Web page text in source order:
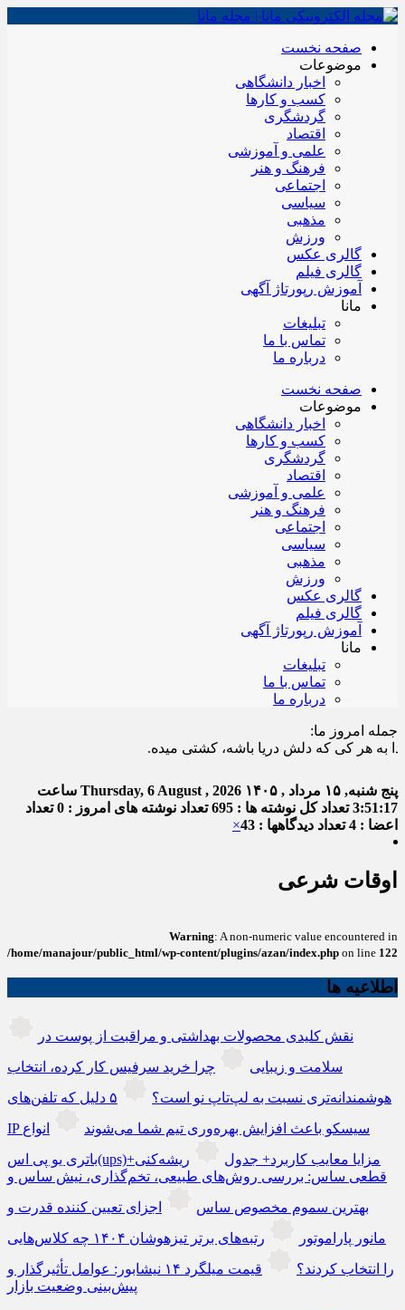
صفحه نخست
موضوعات
اخبار دانشگاهی
کسب و کارها
گردشگری
اقتصاد
علمی و آموزشی
فرهنگ و هنر
اجتماعی
سیاسی
مذهبی
ورزش
گالری عکس
گالری فیلم
آموزش رپورتاژ آگهی
مانا
تبلیغات
تماس با ما
درباره ما
صفحه نخست
موضوعات
اخبار دانشگاهی
کسب و کارها
گردشگری
اقتصاد
علمی و آموزشی
فرهنگ و هنر
اجتماعی
سیاسی
مذهبی
ورزش
گالری عکس
گالری فیلم
آموزش رپورتاژ آگهی
مانا
تبلیغات
تماس با ما
درباره ما
جمله امروز ما:
هر کی که دلش دریا باشه، کشتی میده.
پنج شنبه, ۱۵ مرداد , ۱۴۰۵ Thursday, 6 August , 2026 ساعت
3:51:18تعداد کل نوشته ها : 695 تعداد نوشته های امروز : 0
تعداد
اعضا : 4
تعداد دیدگاهها : 43 ×
اوقات شرعی
Warning: A non-numeric value encountered in
/home/manajour/public_html/wp-content/plugins/azan/index.php on line 122
اطلاعیه ها
نقش کلیدی محصولات بهداشتی و مراقبت از پوست در
سلامت و زیبایی
چرا خرید سرفیس کار کرده، انتخاب
هوشمندانه‌تری نسبت به لپ‌تاپ نو است؟
۵ دلیل که تلفن‌های
IP سیسکو باعث افزایش بهره‌وری تیم شما می‌شوند
انواع
باتری یو پی اس(ups)+مزایا معایب کاربرد+ جدول
ریشه‌کنی
قطعی ساس: بررسی روش‌های طبیعی، تخم‌گذاری، نیش ساس و
بهترین سموم مخصوص ساس
اجزای تعیین کننده قدرت و
مانور پاراموتور
رتبه‌های برتر تیزهوشان ۱۴۰۴ چه کلاس‌هایی
را انتخاب کردند؟
قیمت میلگرد ۱۴ نیشابور: عوامل تأثیرگذار و
پیش‌بینی وضعیت بازار